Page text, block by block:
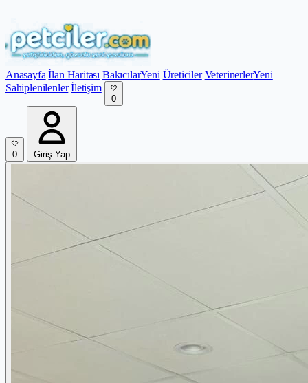
Anasayfa İlan Haritası BakıcılarYeni Üreticiler VeterinerlerYeni
Sahiplenilenler İletişim
0
0 Giriş Yap